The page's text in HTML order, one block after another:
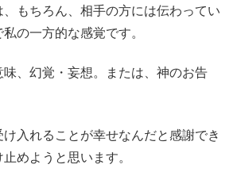
もちろん、相手の方には伝わってい
の一方的な感覚です。
、幻覚・妄想。または、神のお告
入れることが幸せなんだと感謝でき
めようと思います。